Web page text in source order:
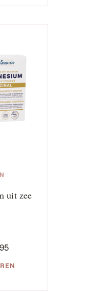
uit zee
Prijsklasse:
tot